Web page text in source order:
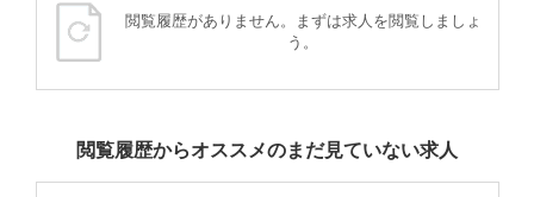
閲覧履歴がありません。まずは求人を閲覧しましょ
う。
閲覧履歴からオススメのまだ見ていない求人